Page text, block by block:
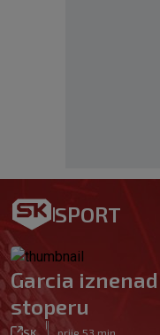
SPORT
Garcia
stoperu
SK prije 53 min